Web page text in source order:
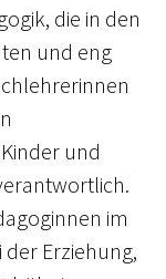
die in den
und eng
und
im
Erziehung,